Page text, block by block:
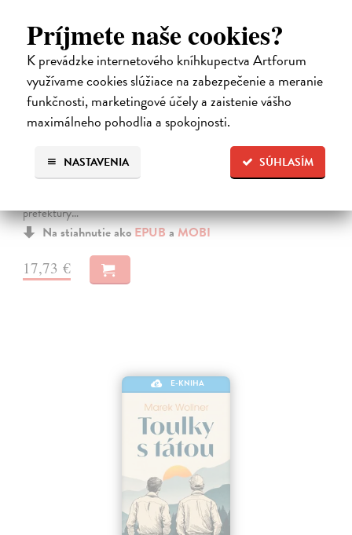
Príjmete naše cookies?
K prevádzke internetového kníhkupectva Artforum
využívame cookies slúžiace na zabezpečenie a meranie
funkčnosti, marketingové účely a zaistenie vášho
maximálneho pohodlia a spokojnosti.
SÚHLASÍM
NASTAVENIA
Japonské ostrovy - Zajímavosti a
přízraky 47 prefektur
| Elektronická kniha
Japonsko představuje směs moderních technologií, tradic a místních
přízraků – jeho hlavním rysem se tak stala harmonie zdánlivě
prefektury…
Na stiahnutie akoEPUBaMOBI
17,73 €
E-KNIHA